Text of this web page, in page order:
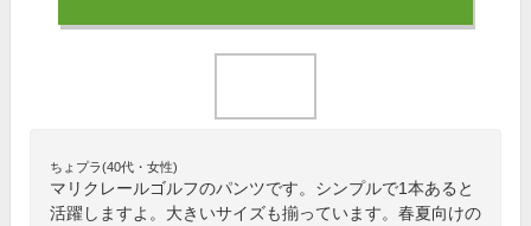
ちょプラ(40代・女性)
マリクレールゴルフのパンツです。シンプルで1本あると
活躍しますよ。大きいサイズも揃っています。春夏向けの